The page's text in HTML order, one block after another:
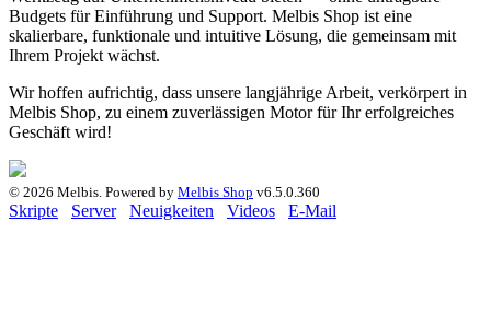
Budgets für Einführung und Support. Melbis Shop ist eine
skalierbare, funktionale und intuitive Lösung, die gemeinsam mit
Ihrem Projekt wächst.
Wir hoffen aufrichtig, dass unsere langjährige Arbeit, verkörpert in
Melbis Shop, zu einem zuverlässigen Motor für Ihr erfolgreiches
Geschäft wird!
© 2026 Melbis. Powered by Melbis Shop v6.5.0.360
Skripte Server Neuigkeiten Videos E-Mail